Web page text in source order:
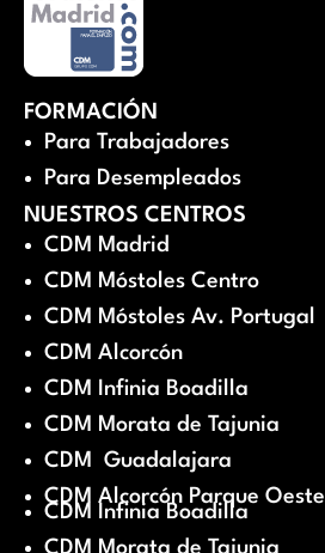
FORMACIÓN
Para Trabajadores
Para Desempleados
NUESTROS CENTROS
CDM Madrid
CDM Móstoles Centro
CDM Móstoles Av. Portugal
CDM Alcorcón
CDM Infinia Boadilla
CDM Morata de Tajunia
CDM Guadalajara
CDM Alcorcón Parque Oeste
CDM Infinia Boadilla
CDM Morata de Tajunia